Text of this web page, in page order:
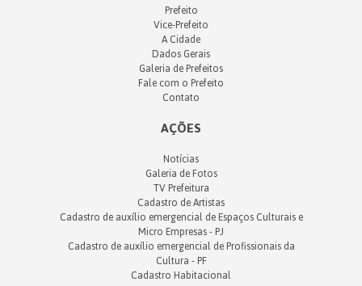
Prefeito
Vice-Prefeito
A Cidade
Dados Gerais
Galeria de Prefeitos
Fale com o Prefeito
Contato
AÇÕES
Notícias
Galeria de Fotos
TV Prefeitura
Cadastro de Artistas
Cadastro de auxílio emergencial de Espaços Culturais e
Micro Empresas - PJ
Cadastro de auxílio emergencial de Profissionais da
Cultura - PF
Cadastro Habitacional